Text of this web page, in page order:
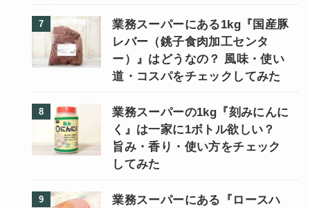
業務スーパーにある1kg『国産豚
レバー（銚子食肉加工センタ
ー）』はどうなの？ 風味・使い
道・コスパをチェックしてみた
業務スーパーの1kg『刻みにんに
く』は一家に1ボトル欲しい？
旨み・香り・使い方をチェック
してみた
業務スーパーにある『ロースハ